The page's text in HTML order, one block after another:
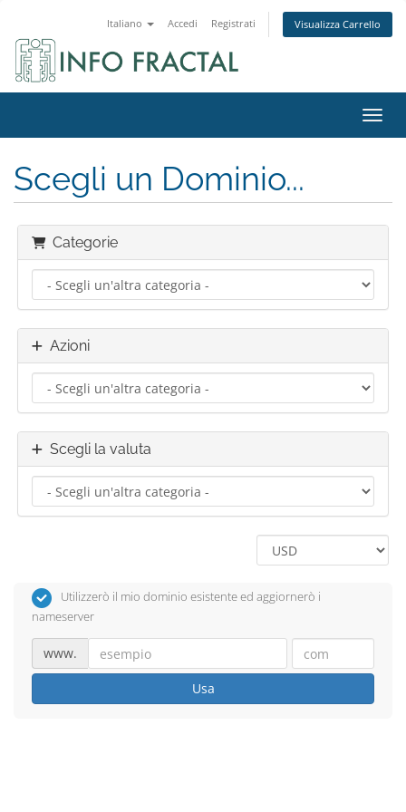
Italiano Accedi Registrati Visualizza Carrello
Scegli un Dominio...
Categorie
Azioni
Scegli la valuta
Utilizzerò il mio dominio esistente ed aggiornerò i
nameserver
www.
Usa